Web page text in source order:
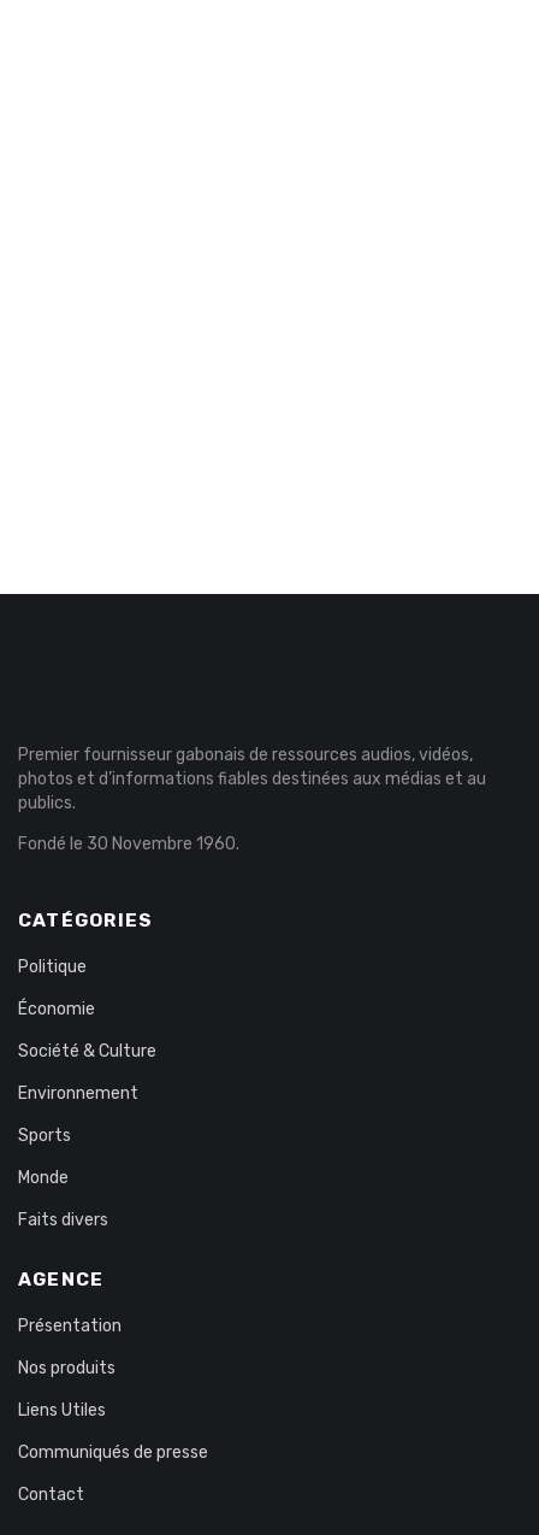
Premier fournisseur gabonais de ressources audios, vidéos,
photos et d’informations fiables destinées aux médias et au
publics.
Fondé le 30 Novembre 1960.
CATÉGORIES
Politique
Économie
Société & Culture
Environnement
Sports
Monde
Faits divers
AGENCE
Présentation
Nos produits
Liens Utiles
Communiqués de presse
Contact